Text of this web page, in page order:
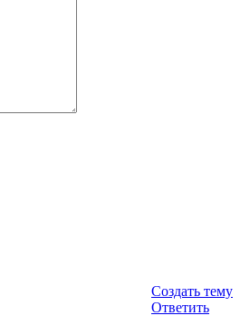
Создать тему
Ответить